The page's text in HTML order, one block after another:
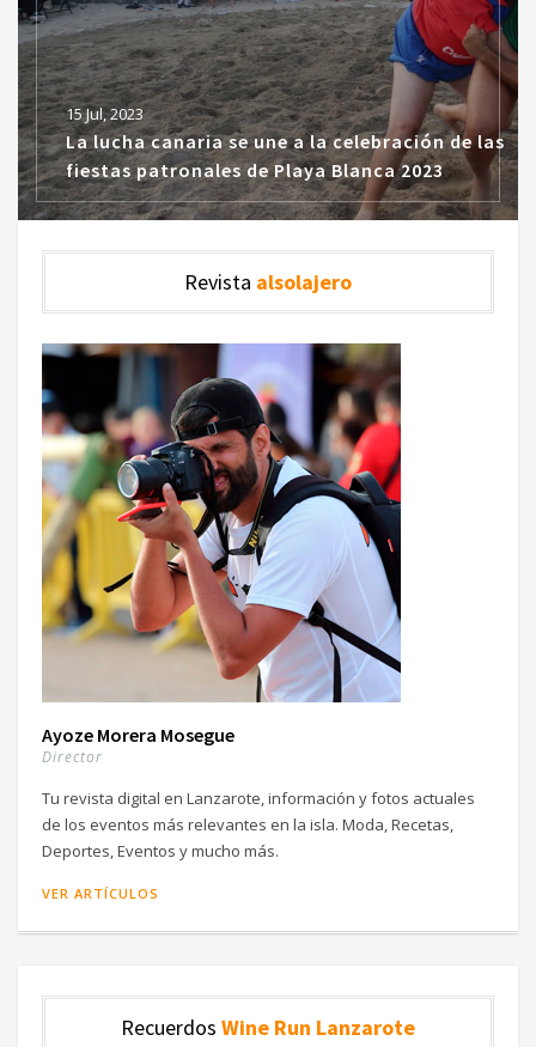
15 Jul, 2023
La lucha canaria se une a la celebración de las
fiestas patronales de Playa Blanca 2023
Revista alsolajero
Ayoze Morera Mosegue
Director
Tu revista digital en Lanzarote, información y fotos actuales
de los eventos más relevantes en la isla. Moda, Recetas,
Deportes, Eventos y mucho más.
VER ARTÍCULOS
Recuerdos Wine Run Lanzarote